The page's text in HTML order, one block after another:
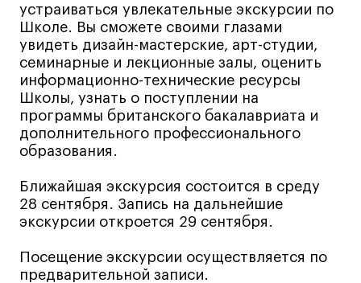
Лайфстайл
Навыки предпринимателя и управленца
Онлайн
Маркетинг и генерация лидов
Искусство
Фотография
Очно + онлайн
Все программы
Специалист кино- и медиапродакшена
устраиваться увлекательные экскурсии по
Школе. Вы сможете своими глазами
увидеть дизайн-мастерские, арт-студии,
семинарные и лекционные залы, оценить
информационно-технические ресурсы
Школы, узнать о поступлении на
программы британского бакалавриата и
дополнительного профессионального
образования.
Ближайшая экскурсия состоится в среду
28 сентября. Запись на дальнейшие
экскурсии откроется 29 сентября.
Посещение экскурсии осуществляется по
предварительной записи.